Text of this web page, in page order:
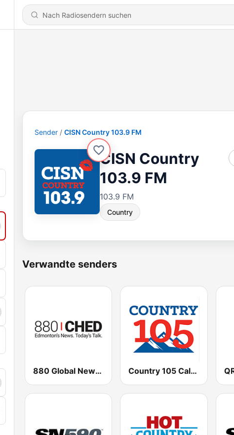
Sender CISN Country 103.9 FM
CISN Country
103.9 FM
103.9 FM
Country
Verwandte senders
880 Global News CHED AM Country 105 Calgary